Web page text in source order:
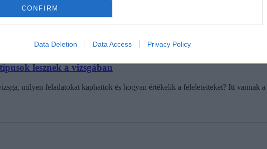
CONFIRM
Data Deletion Data Access Privacy Policy
lesznek a vizsgában
milyen feladatokat kaphattok és hogyan értékelik a feleleteiteket? Itt vannak a